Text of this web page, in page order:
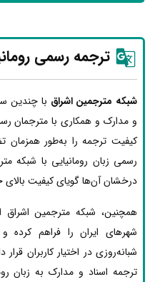
ترجمه رسمی
شبکه مترجمین اشراق با چندین
و مدارک و همکاری با مترجمان
کیفیت ترجمه را به‌طور همزمان
رسمی زبان رومانیایی با شبکه
درخشان آن‌ها گویای کیفیت
همچنین، شبکه مترجمین اشراق
شهرهای ایران را فراهم کرده
شبانه‌روزی در اختیار کاربران
ترجمه اسناد و مدارک به زبان